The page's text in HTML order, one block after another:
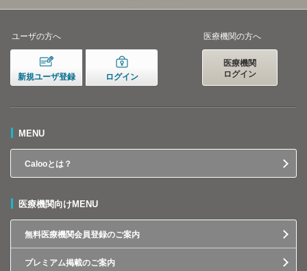
ユーザの方へ
新規ユーザ登録 ログイン
医療機関の方へ
医療機関
ログイン
MENU
Calooとは？
医療機関向けMENU
無料医療機関会員登録のご案内
プレミアム掲載のご案内